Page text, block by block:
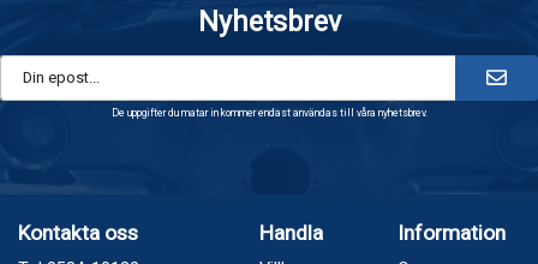
Nyhetsbrev
De uppgifter du matar in kommer endast användas till våra nyhetsbrev.
Kontakta oss Handla Information